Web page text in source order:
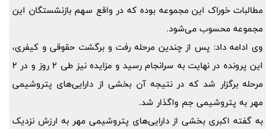
مطالبات خوراک این مجموعه بوده که در واقع سهم بازنشستگان این
مجموعه محسوب می‌شود.
وی ادامه داد: پس از چندین مرحله رفت و برگشت حقوقی و کیفری،
این پرونده در نهایت به سرانجام رسید و مزایده نیز طی 2 روز و در 2
مرحله برگزار شد که در نتیجه آن بخشی از دارایی‌های پتروشیمی
مهر به پتروشیمی جم واگذار شد.
به گفته اکبری بخشی از دارایی‌های پتروشیمی مهر به ارزش نزدیک